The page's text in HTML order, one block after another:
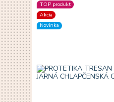
TOP produkt
Akcia
Novinka